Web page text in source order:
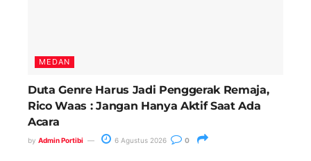
MEDAN
Duta Genre Harus Jadi Penggerak Remaja,
Rico Waas : Jangan Hanya Aktif Saat Ada
Acara
by Admin Portibi 6 Agustus 2026 0